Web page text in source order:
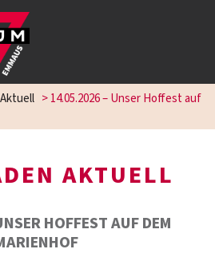
>14.05.2026 – Unser Hoffest auf
AKTUELL
HOFFEST AUF DEM